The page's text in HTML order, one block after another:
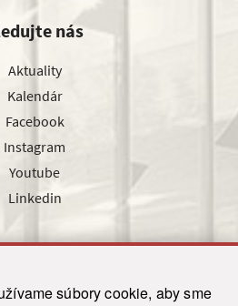
súbory cookie, aby sme
nás
Aktuality
Kalendár
Facebook
Instagram
Youtube
Linkedin